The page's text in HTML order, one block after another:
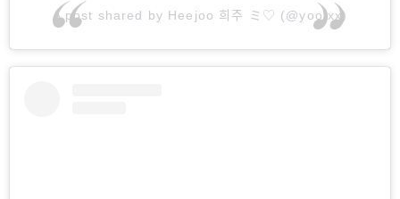
A post shared by Heejoo 희주 ミ♡ (@yoo.xx)